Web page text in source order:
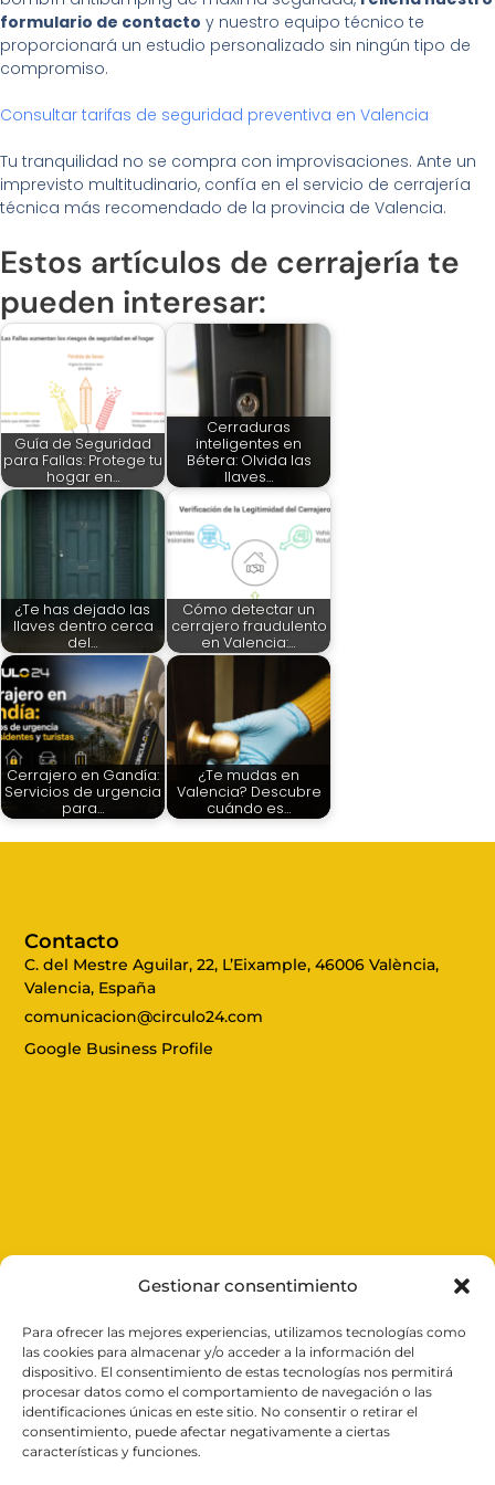
Gestionar consentimiento
Para ofrecer las mejores experiencias, utilizamos tecnologías como
las cookies para almacenar y/o acceder a la información del
dispositivo. El consentimiento de estas tecnologías nos permitirá
procesar datos como el comportamiento de navegación o las
identificaciones únicas en este sitio. No consentir o retirar el
consentimiento, puede afectar negativamente a ciertas
características y funciones.
formulario de contacto y nuestro equipo técnico te
proporcionará un estudio personalizado sin ningún tipo de
compromiso.
Consultar tarifas de seguridad preventiva en Valencia
Tu tranquilidad no se compra con improvisaciones. Ante un
imprevisto multitudinario, confía en el servicio de cerrajería
técnica más recomendado de la provincia de Valencia.
Estos artículos de cerrajería te
pueden interesar:
Guía de Seguridad
para Fallas: Protege tu
hogar en…
Cerraduras
inteligentes en
Bétera: Olvida las
llaves…
¿Te has dejado las
llaves dentro cerca
del…
Cómo detectar un
cerrajero fraudulento
en Valencia:…
Cerrajero en Gandía:
Servicios de urgencia
para…
¿Te mudas en
Valencia? Descubre
cuándo es…
Expertos en cerrajería enValencia, ofrecemos
soluciones rápidas y efectivas las 24 horas del día.
Desde aperturas de puertas y reparación de persianas
hasta la instalación de cerraduras inteligentes,
garantizamos tu seguridad con un servicio profesional
y cercano. Confía en nosotros para cuidar de tu
Contacto
C. del Mestre Aguilar, 22, L’Eixample, 46006 València,
Valencia, España
comunicacion@circulo24.com
Google Business Profile